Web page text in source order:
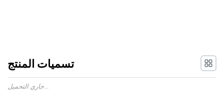
تسميات المنتج
جاري التحميل...